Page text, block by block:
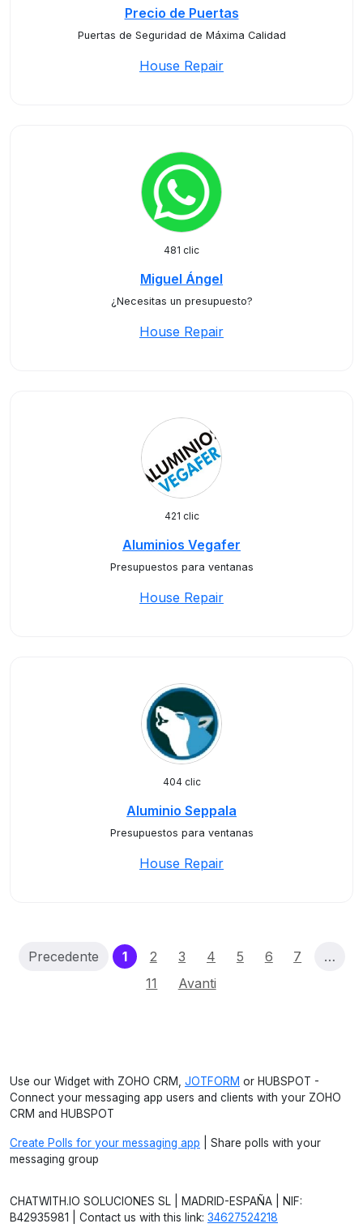
Precio de Puertas
Puertas de Seguridad de Máxima Calidad
House Repair
481 clic
Miguel Ángel
¿Necesitas un presupuesto?
House Repair
421 clic
Aluminios Vegafer
Presupuestos para ventanas
House Repair
404 clic
Aluminio Seppala
Presupuestos para ventanas
House Repair
Precedente 1(current)
2 3 4 5 6 7
…
11
Avanti
Use our Widget with ZOHO CRM, JOTFORM or HUBSPOT -
Connect your messaging app users and clients with your ZOHO
CRM and HUBSPOT
Create Polls for your messaging app | Share polls with your
messaging group
CHATWITH.IO SOLUCIONES SL | MADRID-ESPAÑA | NIF:
B42935981 | Contact us with this link: 34627524218